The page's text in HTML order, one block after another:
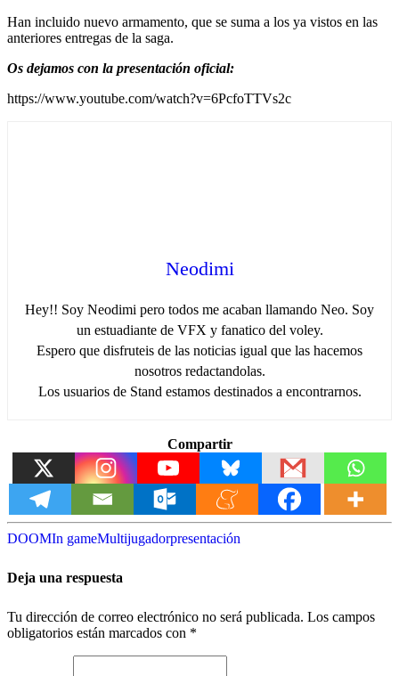
Han incluido nuevo armamento, que se suma a los ya vistos en las
anteriores entregas de la saga.
Os dejamos con la presentación oficial:
https://www.youtube.com/watch?v=6PcfoTTVs2c
Neodimi
Hey!! Soy Neodimi pero todos me acaban llamando Neo. Soy
un estuadiante de VFX y fanatico del voley.
Espero que disfruteis de las noticias igual que las hacemos
nosotros redactandolas.
Los usuarios de Stand estamos destinados a encontrarnos.
Compartir
DOOMIn gameMultijugadorpresentación
Deja una respuesta
Tu dirección de correo electrónico no será publicada. Los campos
obligatorios están marcados con *